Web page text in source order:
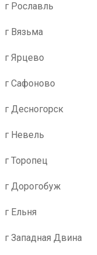
г Рославль
г Вязьма
г Ярцево
г Сафоново
г Десногорск
г Невель
г Торопец
г Дорогобуж
г Ельня
г Западная Двина